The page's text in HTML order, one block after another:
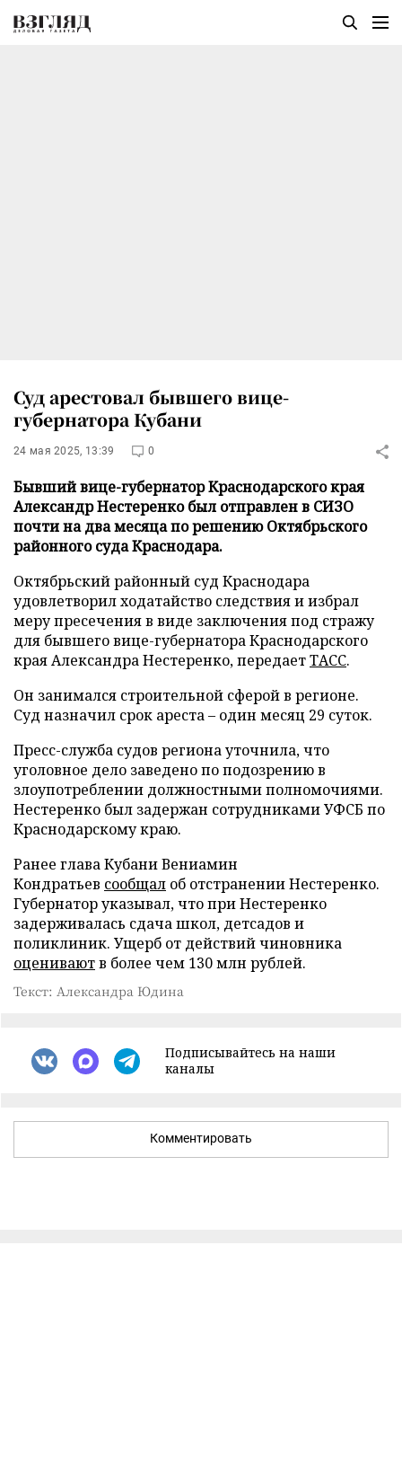
Суд арестовал бывшего вице-
губернатора Кубани
24 мая 2025, 13:39 0
Бывший вице-губернатор Краснодарского края
Александр Нестеренко был отправлен в СИЗО
почти на два месяца по решению Октябрьского
районного суда Краснодара.
Октябрьский районный суд Краснодара
удовлетворил ходатайство следствия и избрал
меру пресечения в виде заключения под стражу
для бывшего вице-губернатора Краснодарского
края Александра Нестеренко, передаетТАСС.
Он занимался строительной сферой в регионе.
Суд назначил срок ареста – один месяц 29 суток.
Пресс-служба судов региона уточнила, что
уголовное дело заведено по подозрению в
злоупотреблении должностными полномочиями.
Нестеренко был задержан сотрудниками УФСБ по
Краснодарскому краю.
Ранее глава Кубани Вениамин
Кондратьев сообщал об отстранении Нестеренко.
Губернатор указывал, что при Нестеренко
задерживалась сдача школ, детсадов и
поликлиник. Ущерб от действий чиновника
оцениваютв более чем 130 млн рублей.
Текст: Александра Юдина
Подписывайтесь на наши
каналы
Комментировать